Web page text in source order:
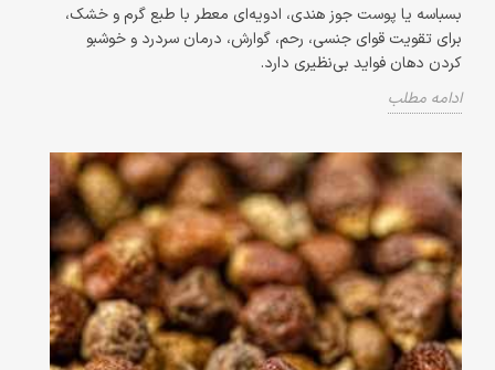
بسباسه یا پوست جوز هندی، ادویه‌ای معطر با طبع گرم و خشک،
برای تقویت قوای جنسی، رحم، گوارش، درمان سردرد و خوشبو
کردن دهان فواید بی‌نظیری دارد.
ادامه مطلب